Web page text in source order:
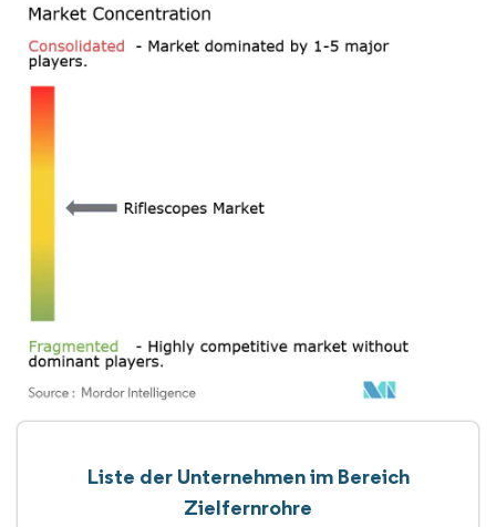
Liste der Unternehmen im Bereich
Zielfernrohre